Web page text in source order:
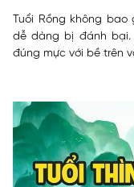
Tuổi Rồng không
dễ dàng bị đánh
đúng mực với bề trên